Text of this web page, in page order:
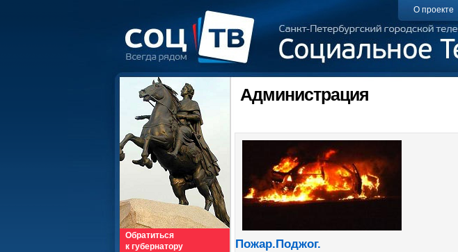
О проекте
Обратиться
к губернатору
Администрация
Пожар.Поджог.